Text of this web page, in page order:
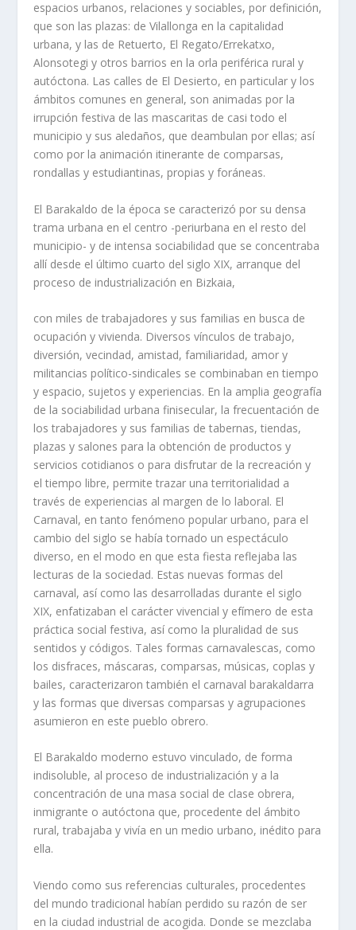
espacios urbanos, relaciones y sociables, por definición,
que son las plazas: de Vilallonga en la capitalidad
urbana, y las de Retuerto, El Regato/Errekatxo,
Alonsotegi y otros barrios en la orla periférica rural y
autóctona. Las calles de El Desierto, en particular y los
ámbitos comunes en general, son animadas por la
irrupción festiva de las mascaritas de casi todo el
municipio y sus aledaños, que deambulan por ellas; así
como por la animación itinerante de comparsas,
rondallas y estudiantinas, propias y foráneas.
El Barakaldo de la época se caracterizó por su densa
trama urbana en el centro -periurbana en el resto del
municipio- y de intensa sociabilidad que se concentraba
allí desde el último cuarto del siglo XIX, arranque del
proceso de industrialización en Bizkaia,
con miles de trabajadores y sus familias en busca de
ocupación y vivienda. Diversos vínculos de trabajo,
diversión, vecindad, amistad, familiaridad, amor y
militancias político-sindicales se combinaban en tiempo
y espacio, sujetos y experiencias. En la amplia geografía
de la sociabilidad urbana finisecular, la frecuentación de
los trabajadores y sus familias de tabernas, tiendas,
plazas y salones para la obtención de productos y
servicios cotidianos o para disfrutar de la recreación y
el tiempo libre, permite trazar una territorialidad a
través de experiencias al margen de lo laboral. El
Carnaval, en tanto fenómeno popular urbano, para el
cambio del siglo se había tornado un espectáculo
diverso, en el modo en que esta fiesta reflejaba las
lecturas de la sociedad. Estas nuevas formas del
carnaval, así como las desarrolladas durante el siglo
XIX, enfatizaban el carácter vivencial y efímero de esta
práctica social festiva, así como la pluralidad de sus
sentidos y códigos. Tales formas carnavalescas, como
los disfraces, máscaras, comparsas, músicas, coplas y
bailes, caracterizaron también el carnaval barakaldarra
y las formas que diversas comparsas y agrupaciones
asumieron en este pueblo obrero.
El Barakaldo moderno estuvo vinculado, de forma
indisoluble, al proceso de industrialización y a la
concentración de una masa social de clase obrera,
inmigrante o autóctona que, procedente del ámbito
rural, trabajaba y vivía en un medio urbano, inédito para
ella.
Viendo como sus referencias culturales, procedentes
del mundo tradicional habían perdido su razón de ser
en la ciudad industrial de acogida. Donde se mezclaba